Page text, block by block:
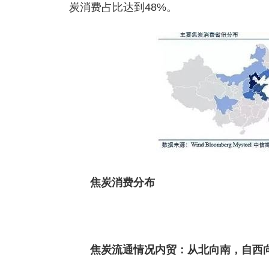
炭消费占比达到48%。
焦炭消费分布
焦炭流通情况内贸：从北向南，自西